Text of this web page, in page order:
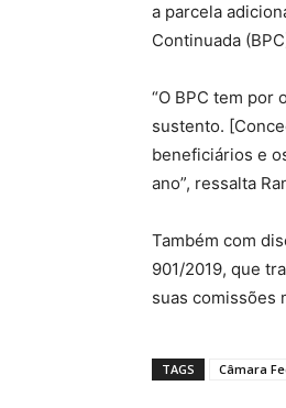
a parcela
Continuada
“O BPC tem por
sustento.
beneficiários e
ano”, ressalta
Também com
901/2019, que
suas comissões
TAGS Câmara